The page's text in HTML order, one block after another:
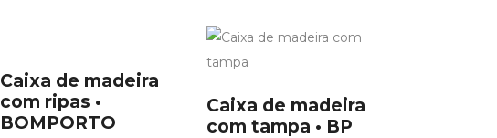
Caixa de madeira
com ripas •
BOMPORTO
Caixa de madeira
com tampa • BP